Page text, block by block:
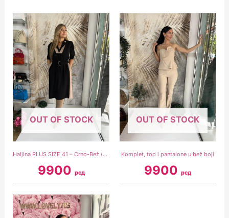
OUT OF STOCK
Haljina PLUS SIZE 41 – Crno-Bež (model 41)
9900 рсд
OUT OF STOCK
Komplet, top i pantalone u bež boji
9900рсд